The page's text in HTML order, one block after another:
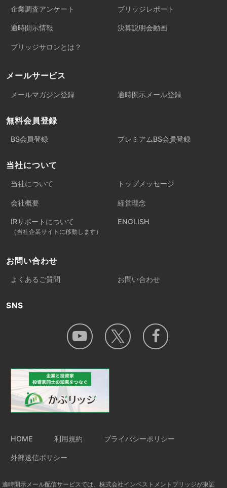
企業調査アンケート ブリッジレポート
適時開示情報 決算説明会動画
ブリッジサロンとは？
メールサービス
メールマガジン登録 適時開示メール登録
無料会員登録
BS会員登録 プレミアムBS会員登録
当社について
当社について トップメッセージ
会社概要 経営理念
IRサポートについて
（当社企業サイトに移動します）
ENGLISH
お問い合わせ
よくあるご質問 お問い合わせ
SNS
HOME 利用規約 プライバシーポリシー
外部送信ポリシー
適時開示メール配信サービスでは、株式会社インベストメントブリッジが東証